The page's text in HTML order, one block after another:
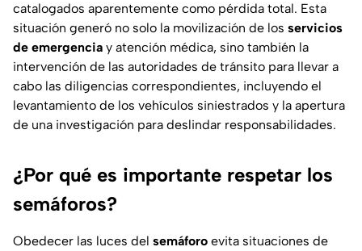
catalogados aparentemente como pérdida total. Esta
situación generó no solo la movilización de los servicios
de emergencia y atención médica, sino también la
intervención de las autoridades de tránsito para llevar a
cabo las diligencias correspondientes, incluyendo el
levantamiento de los vehículos siniestrados y la apertura
de una investigación para deslindar responsabilidades.
¿Por qué es importante respetar los
semáforos?
Obedecer las luces del semáforo evita situaciones de